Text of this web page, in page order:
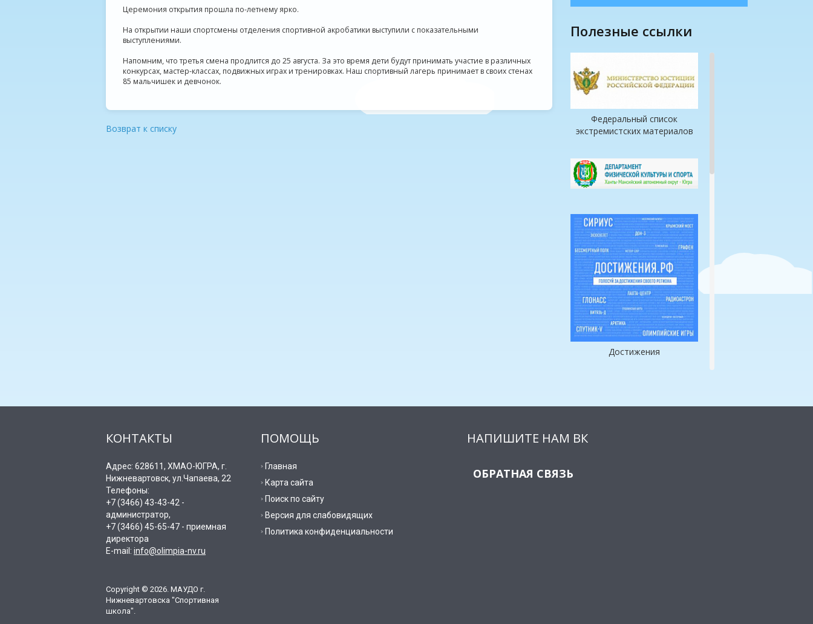
Церемония открытия прошла по-летнему ярко.
На открытии наши спортсмены отделения спортивной акробатики выступили с показательными
выступлениями.
Напомним, что третья смена продлится до 25 августа. За это время дети будут принимать участие в различных
конкурсах, мастер-классах, подвижных играх и тренировках. Наш спортивный лагерь принимает в своих стенах
85 мальчишек и девчонок.
Возврат к списку
полезные ссылки
Федеральный список
экстремистских материалов
Достижения
НАПИШИТЕ НАМ ВК
ОБРАТНАЯ СВЯЗЬ
ПОМОЩЬ
Главная
Карта сайта
Поиск по сайту
Версия для слабовидящих
Политика конфиденциальности
КОНТАКТЫ
Адрес: 628611, ХМАО-ЮГРА, г.
Нижневартовск, ул.Чапаева, 22
Телефоны:
+7 (3466) 43-43-42 -
администратор,
+7 (3466) 45-65-47 - приемная
директора
E-mail:info@olimpia-nv.ru
Copyright © 2026. МАУДО г.
Нижневартовска "Спортивная
школа".